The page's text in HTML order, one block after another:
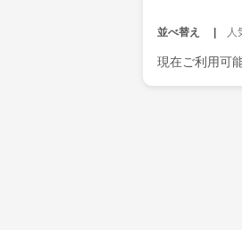
並べ替え 人
現在ご利用可